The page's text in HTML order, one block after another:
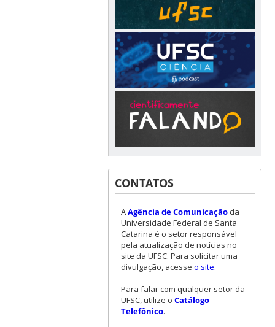
CONTATOS
AAgência de Comunicaçãoda
Universidade Federal de Santa
Catarina é o setor responsável
pela atualização de notícias no
site da UFSC. Para solicitar uma
divulgação, acesse o site.
Para falar com qualquer setor da
UFSC, utilize o Catálogo
Telefônico.